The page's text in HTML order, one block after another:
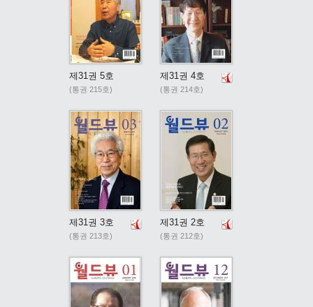
제31권 5호
(통권 215호)
제31권 4호
(통권 214호)
제31권 3호
(통권 213호)
제31권 2호
(통권 212호)